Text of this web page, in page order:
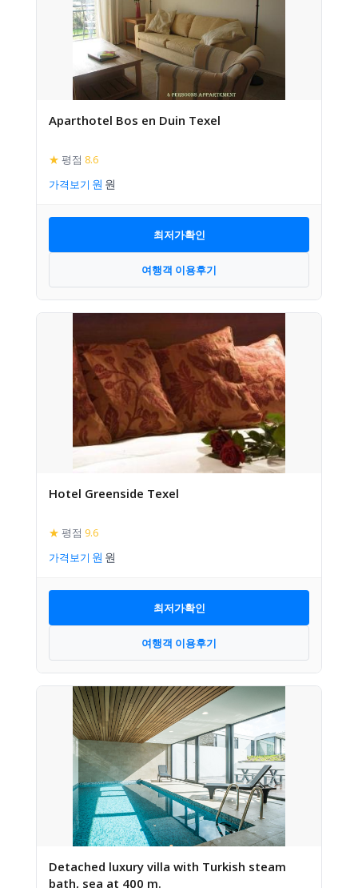
Aparthotel Bos en Duin Texel
★ 평점 8.6
가격보기
최저가확인
여행객 이용후기
Hotel Greenside Texel
★ 평점 9.6
가격보기
최저가확인
여행객 이용후기
Detached luxury villa with Turkish steam
bath, sea at 400 m.